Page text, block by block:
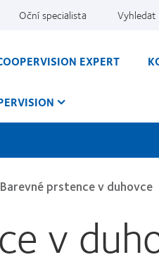
Oční specialista
EXPERT
Barevné prstence v duhovce
v